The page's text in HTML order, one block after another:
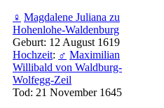
♀ Magdalene Juliana zu
Hohenlohe-Waldenburg
Geburt: 12 August 1619
Hochzeit: ♂ Maximilian
Willibald von Waldburg-
Wolfegg-Zeil
Tod: 21 November 1645